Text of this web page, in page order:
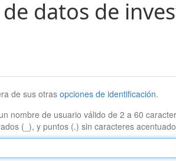
datos de
de sus otrasopciones de identificación.
nombre de usuario válido de 2 a 60
(_), y puntos (.) sin caracteres